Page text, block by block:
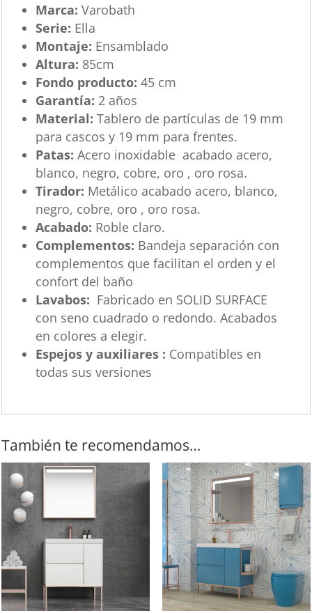
Marca: Varobath
Serie: Ella
Montaje: Ensamblado
Altura: 85cm
Fondo producto: 45 cm
Garantía: 2 años
Material:Tablero de partículas de 19 mm
para cascos y 19 mm para frentes.
Patas:Acero inoxidable acabado acero,
blanco, negro, cobre, oro , oro rosa.
Tirador: Metálico acabado acero, blanco,
negro, cobre, oro , oro rosa.
Acabado: Roble claro.
Complementos: Bandeja separación con
complementos que facilitan el orden y el
confort del baño
Lavabos: Fabricado en SOLID SURFACE
con seno cuadrado o redondo. Acabados
en colores a elegir.
Espejos y auxiliares : Compatibles en
todas sus versiones
También te recomendamos…